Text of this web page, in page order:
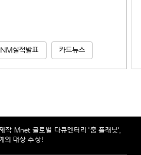
실적발표 카드뉴스
작 Mnet 글로벌 다큐멘터리 '춤 플래닛',
의 대상 수상!